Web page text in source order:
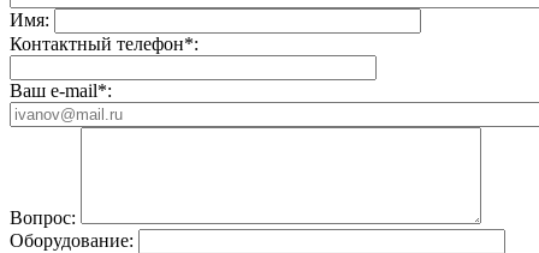
Имя:
Контактный телефон*:
Ваш e-mail*:
Вопрос:
Оборудование: